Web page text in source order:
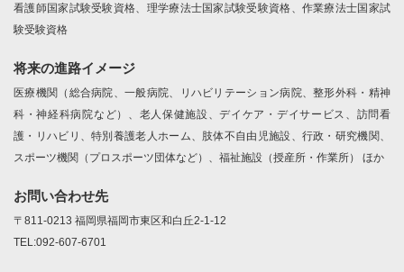
看護師国家試験受験資格、理学療法士国家試験受験資格、作業療法士国家試
験受験資格
将来の進路イメージ
医療機関（総合病院、一般病院、リハビリテーション病院、整形外科・精神
科・神経科病院など）、老人保健施設、デイケア・デイサービス、訪問看
護・リハビリ、特別養護老人ホーム、肢体不自由児施設、行政・研究機関、
スポーツ機関（プロスポーツ団体など）、福祉施設（授産所・作業所） ほか
お問い合わせ先
〒811-0213 福岡県福岡市東区和白丘2-1-12
TEL:092-607-6701